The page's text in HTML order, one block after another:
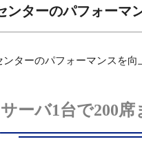
ンターのパフォーマ
ターのパフォーマンスを向
サーバ1台で200